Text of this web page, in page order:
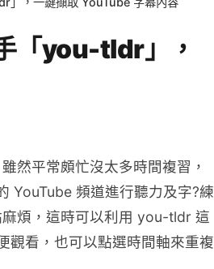
「you-tldr」，
然平常頗忙沒太多時間複習，
YouTube 頻道進行聽力及字?練
煩，這時可以利用 you-tldr 這
觀看，也可以點選時間軸來重複